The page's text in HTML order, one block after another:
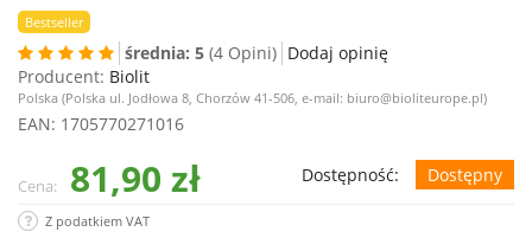
Bestseller
średnia: 5 (4 Opini) Dodaj opinię
Producent: Biolit
Polska (Polska ul. Jodłowa 8, Chorzów 41-506, e-mail: biuro@bioliteurope.pl)
EAN: 1705770271016
Cena: 81,90 zł Dostępność: Dostępny
Z podatkiem VAT